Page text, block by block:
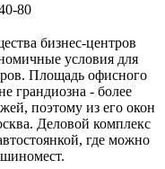
80
бизнес-центров
условия для
Площадь офисного
грандиозна - более
поэтому из его окон
Деловой комплекс
где можно